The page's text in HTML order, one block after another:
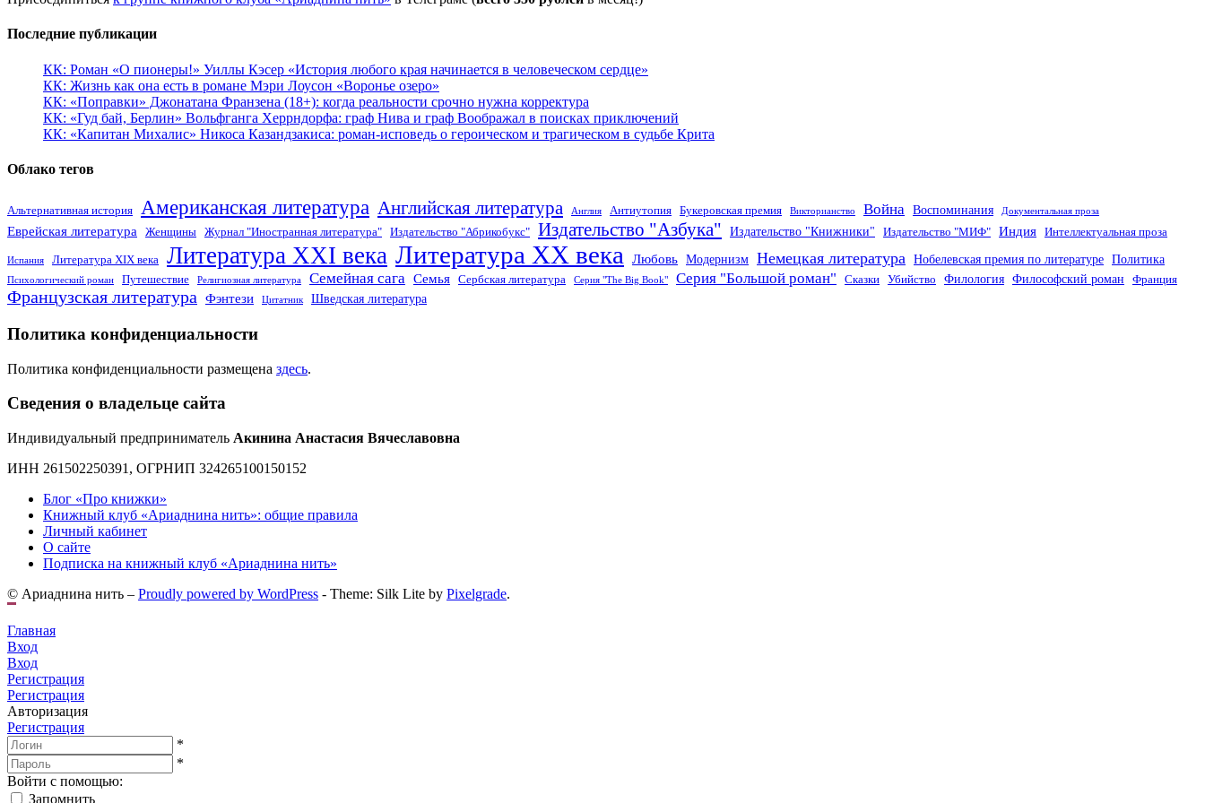
Последние публикации
КК: Роман «О пионеры!» Уиллы Кэсер «История любого края начинается в человеческом сердце»
КК: Жизнь как она есть в романе Мэри Лоусон «Воронье озеро»
КК: «Поправки» Джонатана Франзена (18+): когда реальности срочно нужна корректура
КК: «Гуд бай, Берлин» Вольфганга Херрндорфа: граф Нива и граф Воображал в поисках приключений
КК: «Капитан Михалис» Никоса Казандзакиса: роман-исповедь о героическом и трагическом в судьбе Крита
Облако тегов
Альтернативная история Американская литература Английская литература Англия Антиутопия Букеровская премия Викторианство Война Воспоминания Документальная проза
Еврейская литература Женщины Журнал "Иностранная литература" Издательство "Абрикобукс" Издательство "Азбука" Издательство "Книжники" Издательство "МИФ" Индия Интеллектуальная проза
Испания Литература XIX века Литература XXI века Литература XX века Любовь Модернизм Немецкая литература Нобелевская премия по литературе Политика
Психологический роман Путешествие Религиозная литература Семейная сага Семья Сербская литература Серия "The Big Book" Серия "Большой роман" Сказки Убийство Филология Философский роман Франция
Французская литература Фэнтези Цитатник Шведская литература
Политика конфиденциальности
Политика конфиденциальности размещена здесь.
Сведения о владельце сайта
Индивидуальный предприниматель Акинина Анастасия Вячеславовна
ИНН 261502250391, ОГРНИП 324265100150152
Блог «Про книжки»
Книжный клуб «Ариаднина нить»: общие правила
Личный кабинет
О сайте
Подписка на книжный клуб «Ариаднина нить»
© Ариаднина нить – Proudly powered by WordPress - Theme: Silk Lite by Pixelgrade.
Главная
Вход
Вход
Регистрация
Регистрация
Авторизация
Регистрация
*
*
Войти с помощью:
Запомнить